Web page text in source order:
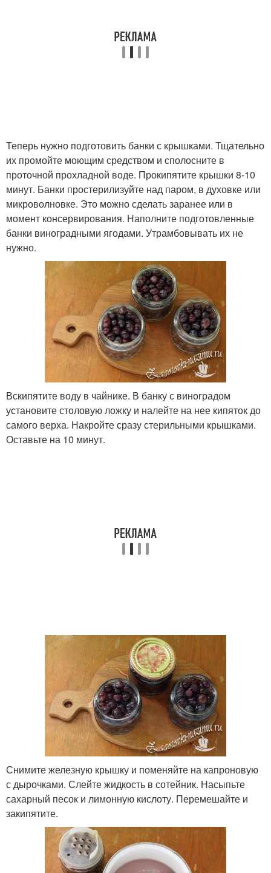
Теперь нужно подготовить банки с крышками. Тщательно
их промойте моющим средством и сполосните в
проточной прохладной воде. Прокипятите крышки 8-10
минут. Банки простерилизуйте над паром, в духовке или
микроволновке. Это можно сделать заранее или в
момент консервирования. Наполните подготовленные
банки виноградными ягодами. Утрамбовывать их не
нужно.
Вскипятите воду в чайнике. В банку с виноградом
установите столовую ложку и налейте на нее кипяток до
самого верха. Накройте сразу стерильными крышками.
Оставьте на 10 минут.
Снимите железную крышку и поменяйте на капроновую
с дырочками. Слейте жидкость в сотейник. Насыпьте
сахарный песок и лимонную кислоту. Перемешайте и
закипятите.